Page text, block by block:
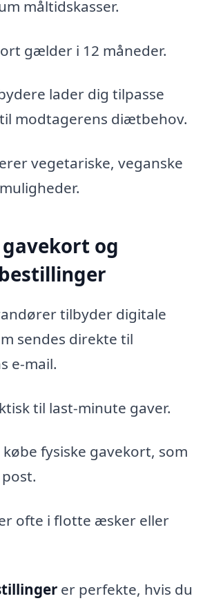
måltidskasser.
gælder i 12 måneder.
lader dig tilpasse
modtagerens diætbehov.
vegetariske, veganske
gavekort og
tilbyder digitale
sendes direkte til
e-mail.
til last-minute gaver.
købe fysiske gavekort, som
ofte i flotte æsker eller
er perfekte, hvis du